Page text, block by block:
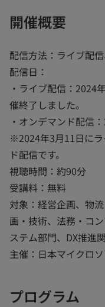
開催概要
配信方法：ライブ配
配信日：
・ライブ配信：
催終了しました。
・オンデマンド配信
※2024年3月11日に
ド配信です。
視聴時間：約90分
受講料：無料
対象：経営企画、物
画・技術、法務・コ
ステム部門、DX推進
主催：日本マイクロ
プログラム